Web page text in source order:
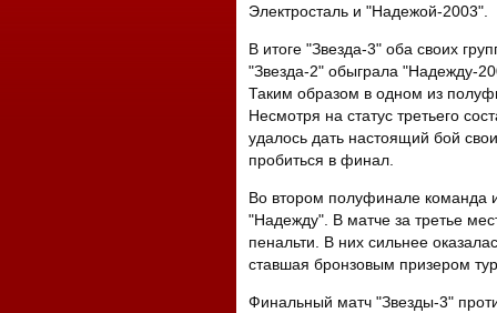
Электросталь и "Надежой-2003".
В итоге "Звезда-3" оба своих
"Звезда-2" обыграла "Надежду-
Таким образом в одном из
Несмотря на статус третьего
удалось дать настоящий бой
пробиться в финал.
Во втором полуфинале команда
"Надежду". В матче за третье
пенальти. В них сильнее
ставшая бронзовым призером
Финальный матч "Звезды-3"